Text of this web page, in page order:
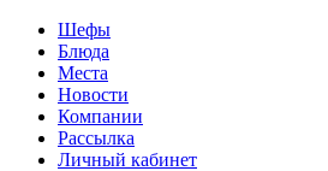
Шефы
Блюда
Места
Новости
Компании
Рассылка
Личный кабинет